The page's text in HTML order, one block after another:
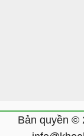
Bản quyền ©